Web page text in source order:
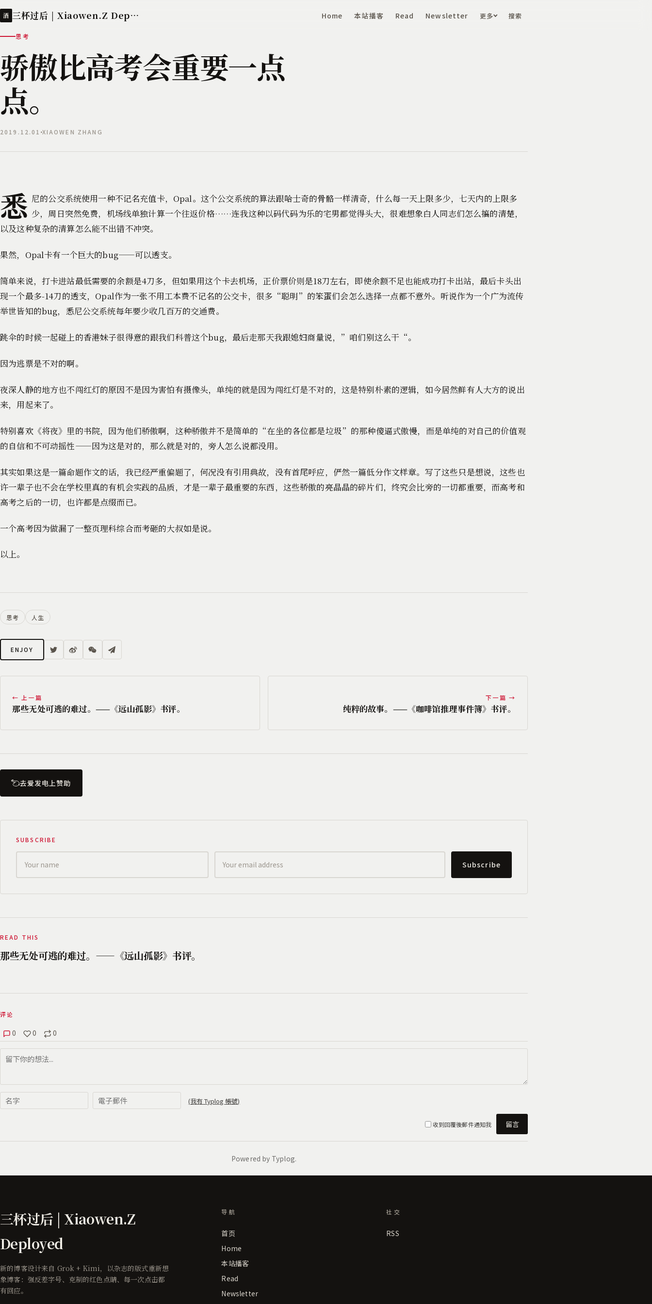
酒 三杯过后 | Xiaowen.Z Deployed Home 本站播客 Read Newsletter 更多 搜索
思考
骄傲比高考会重要一点
点。
2019.12.01 XIAOWEN ZHANG
悉 尼的公交系统使用一种不记名充值卡，Opal。这个公交系统的算法跟哈士奇的骨骼一样清奇，什么每一天上限多少，七天内的上限多
少，周日突然免费，机场线单独计算一个往返价格……连我这种以码代码为乐的宅男都觉得头大，很难想象白人同志们怎么搞的清楚，
以及这种复杂的清算怎么能不出错不冲突。
果然，Opal卡有一个巨大的bug——可以透支。
简单来说，打卡进站最低需要的余额是4刀多，但如果用这个卡去机场，正价票价则是18刀左右，即使余额不足也能成功打卡出站，最后卡头出
现一个最多-14刀的透支，Opal作为一张不用工本费不记名的公交卡，很多“聪明”的笨蛋们会怎么选择一点都不意外。听说作为一个广为流传
举世皆知的bug，悉尼公交系统每年要少收几百万的交通费。
跳伞的时候一起碰上的香港妹子很得意的跟我们科普这个bug，最后走那天我跟媳妇商量说，”咱们别这么干“。
因为逃票是不对的啊。
夜深人静的地方也不闯红灯的原因不是因为害怕有摄像头，单纯的就是因为闯红灯是不对的，这是特别朴素的逻辑，如今居然鲜有人大方的说出
来，用起来了。
特别喜欢《将夜》里的书院，因为他们骄傲啊，这种骄傲并不是简单的“在坐的各位都是垃圾”的那种傻逼式傲慢，而是单纯的对自己的价值观
的自信和不可动摇性——因为这是对的，那么就是对的，旁人怎么说都没用。
其实如果这是一篇命题作文的话，我已经严重偏题了，何况没有引用典故，没有首尾呼应，俨然一篇低分作文样章。写了这些只是想说，这些也
许一辈子也不会在学校里真的有机会实践的品质，才是一辈子最重要的东西，这些骄傲的亮晶晶的碎片们，终究会比旁的一切都重要，而高考和
高考之后的一切，也许都是点缀而已。
一个高考因为做漏了一整页理科综合而考砸的大叔如是说。
以上。
思考 人生
ENJOY
← 上一篇
那些无处可逃的难过。——《远山孤影》书评。
下一篇 →
纯粹的故事。——《咖啡馆推理事件簿》书评。
去爱发电上赞助
SUBSCRIBE
Subscribe
READ THIS
那些无处可逃的难过。——《远山孤影》书评。
三杯过后 | Xiaowen.Z
Deployed
新的博客设计来自 Grok + Kimi，以杂志的版式重新想
象博客：强反差字号、克制的红色点睛、每一次点击都
有回应。
导航
首页
Home
本站播客
Read
Newsletter
社交
RSS